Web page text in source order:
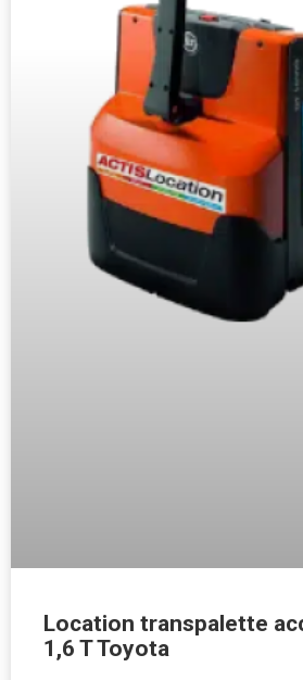
Location transpalette
1,6 T Toyota